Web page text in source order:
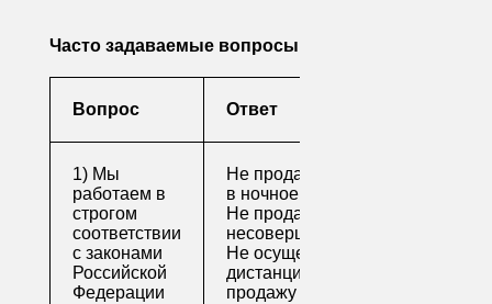
Часто задаваемые вопросы
Вопрос Ответ
1) Мы
работаем в
строгом
соответствии
с законами
Российской
Федерации
Не продаем алкоголь
в ночное время
Не продаем алкоголь
несовершеннолетним
Не осуществляем
дистанционную
продажу